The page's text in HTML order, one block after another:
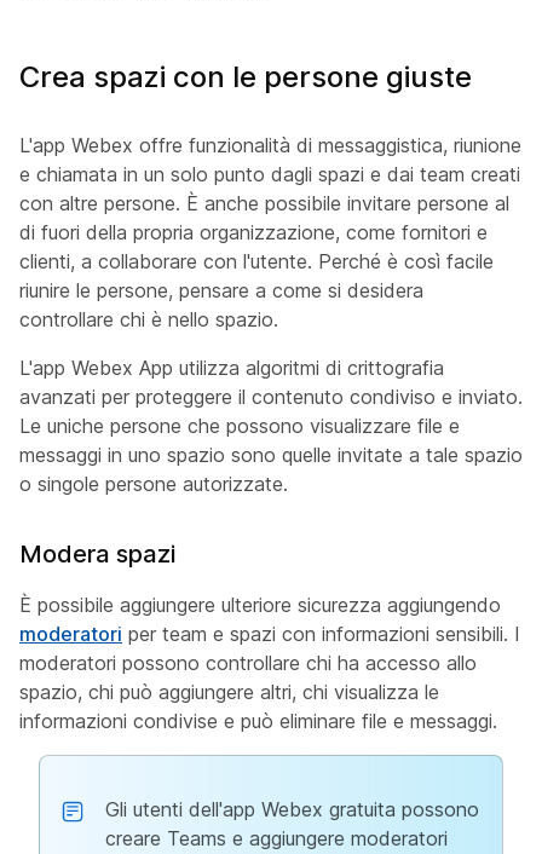
Crea spazi con le persone giuste
L'app Webex offre funzionalità di messaggistica, riunione
e chiamata in un solo punto dagli spazi e dai team creati
con altre persone. È anche possibile invitare persone al
di fuori della propria organizzazione, come fornitori e
clienti, a collaborare con l'utente. Perché è così facile
riunire le persone, pensare a come si desidera
controllare chi è nello spazio.
L'app Webex App utilizza algoritmi di crittografia
avanzati per proteggere il contenuto condiviso e inviato.
Le uniche persone che possono visualizzare file e
messaggi in uno spazio sono quelle invitate a tale spazio
o singole persone autorizzate.
Modera spazi
È possibile aggiungere ulteriore sicurezza aggiungendo
moderatori per team e spazi con informazioni sensibili. I
moderatori possono controllare chi ha accesso allo
spazio, chi può aggiungere altri, chi visualizza le
informazioni condivise e può eliminare file e messaggi.
Gli utenti dell'app Webex gratuita possono
creare Teams e aggiungere moderatori